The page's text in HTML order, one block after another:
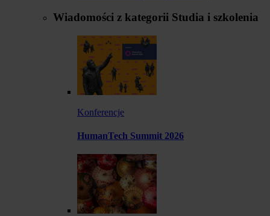
Wiadomości z kategorii Studia i szkolenia
Konferencje
HumanTech Summit 2026